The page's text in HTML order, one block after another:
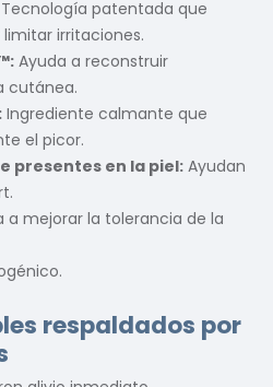
Tecnología patentada que
irritaciones.
Ayuda a reconstruir
cutánea.
Ingrediente calmante que
el picor.
presentes en la piel: Ayudan
a mejorar la tolerancia de la
respaldados por